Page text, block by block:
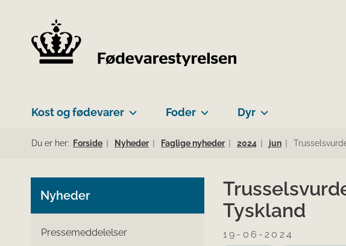
Kost og fødevarer Foder Dyr
Du er her: Forside Nyheder Faglige nyheder 2024 jun
Nyheder
Pressemeddelelser
Tyskland
19-06-2024